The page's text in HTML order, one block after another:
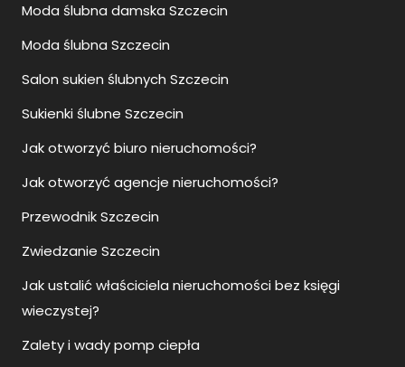
Moda ślubna damska Szczecin
Moda ślubna Szczecin
Salon sukien ślubnych Szczecin
Sukienki ślubne Szczecin
Jak otworzyć biuro nieruchomości?
Jak otworzyć agencje nieruchomości?
Przewodnik Szczecin
Zwiedzanie Szczecin
Jak ustalić właściciela nieruchomości bez księgi
wieczystej?
Zalety i wady pomp ciepła